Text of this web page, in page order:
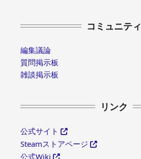
コミュニティ
編集議論
質問掲示板
雑談掲示板
リンク
公式サイト
Steamストアページ
公式Wiki